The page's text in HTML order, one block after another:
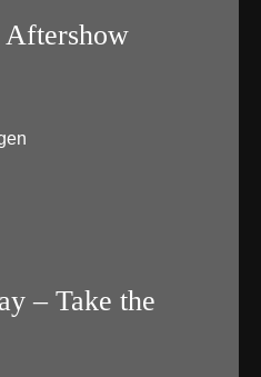
– Take the